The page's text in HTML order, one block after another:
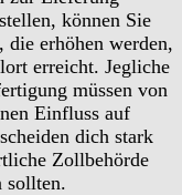
können Sie
erhöhen werden,
erreicht. Jegliche
müssen von
Einfluss auf
dich stark
Zollbehörde
sollten.